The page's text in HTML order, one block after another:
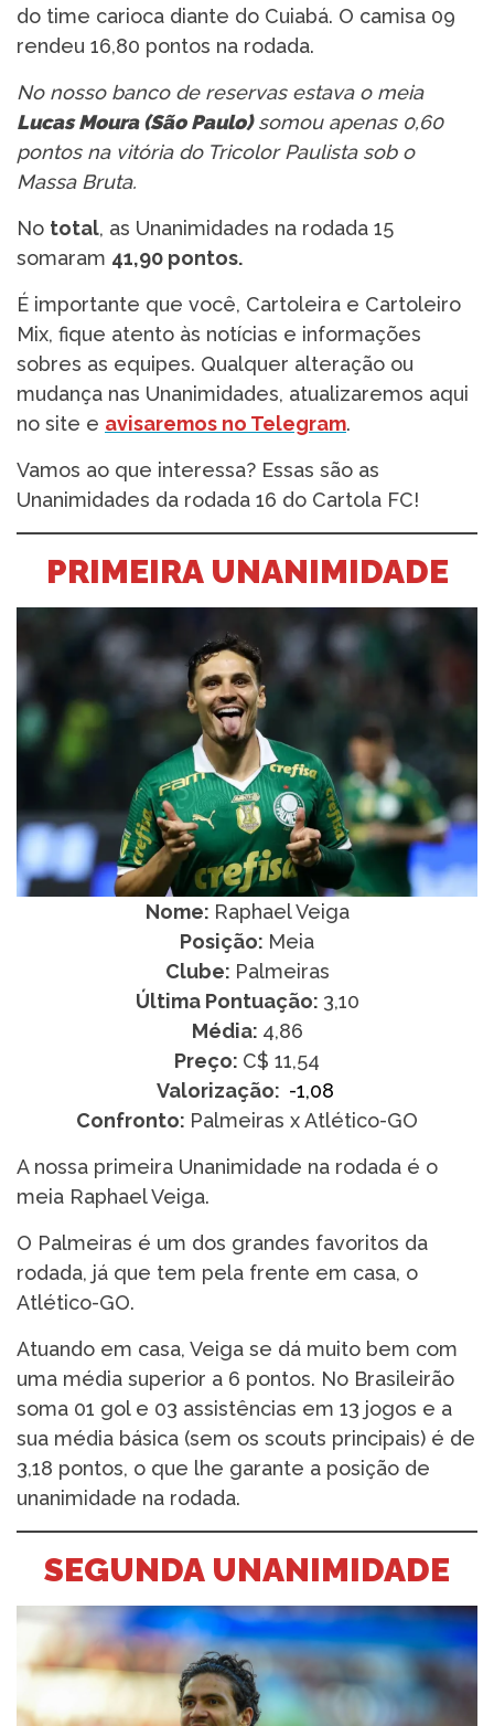
do time carioca diante do Cuiabá. O camisa 09
rendeu 16,80 pontos na rodada.
No nosso banco de reservas estava o meia
Lucas Moura (São Paulo)somou apenas 0,60
pontos na vitória do Tricolor Paulista sob o
Massa Bruta.
No total, as Unanimidades na rodada 15
somaram 41,90 pontos.
É importante que você, Cartoleira e Cartoleiro
Mix, fique atento às notícias e informações
sobres as equipes. Qualquer alteração ou
mudança nas Unanimidades, atualizaremos aqui
no site e avisaremos no Telegram.
Vamos ao que interessa? Essas são as
Unanimidades da rodada 16 do Cartola FC!
PRIMEIRA UNANIMIDADE
Nome: Raphael Veiga
Posição: Meia
Clube: Palmeiras
Última Pontuação: 3,10
Média: 4,86
Preço: C$ 11,54
Valorização: -1,08
Confronto: Palmeiras x Atlético-GO
A nossa primeira Unanimidade na rodada é o
meia Raphael Veiga.
O Palmeiras é um dos grandes favoritos da
rodada, já que tem pela frente em casa, o
Atlético-GO.
Atuando em casa, Veiga se dá muito bem com
uma média superior a 6 pontos. No Brasileirão
soma 01 gol e 03 assistências em 13 jogos e a
sua média básica (sem os scouts principais) é de
3,18 pontos, o que lhe garante a posição de
unanimidade na rodada.
SEGUNDA UNANIMIDADE